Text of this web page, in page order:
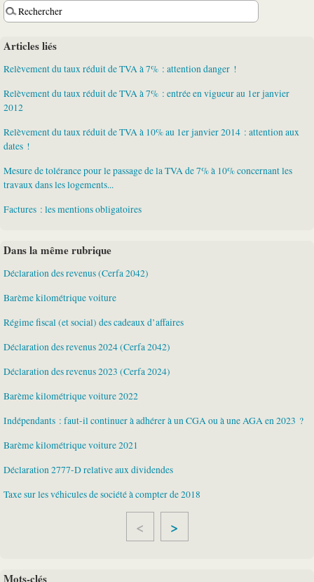
Articles liés
Relèvement du taux réduit de TVA à 7% : attention danger !
Relèvement du taux réduit de TVA à 7% : entrée en vigueur au 1er janvier
2012
Relèvement du taux réduit de TVA à 10% au 1er janvier 2014 : attention aux
dates !
Mesure de tolérance pour le passage de la TVA de 7% à 10% concernant les
travaux dans les logements...
Factures : les mentions obligatoires
Dans la même rubrique
Déclaration des revenus (Cerfa 2042)
Barème kilométrique voiture
Régime fiscal (et social) des cadeaux d’affaires
Déclaration des revenus 2024 (Cerfa 2042)
Déclaration des revenus 2023 (Cerfa 2024)
Barème kilométrique voiture 2022
Indépendants : faut-il continuer à adhérer à un CGA ou à une AGA en 2023 ?
Barème kilométrique voiture 2021
Déclaration 2777-D relative aux dividendes
Taxe sur les véhicules de société à compter de 2018
>
Mots-clés